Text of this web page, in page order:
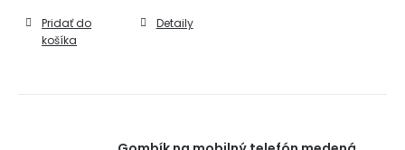
Pridať do
košíka
Detaily